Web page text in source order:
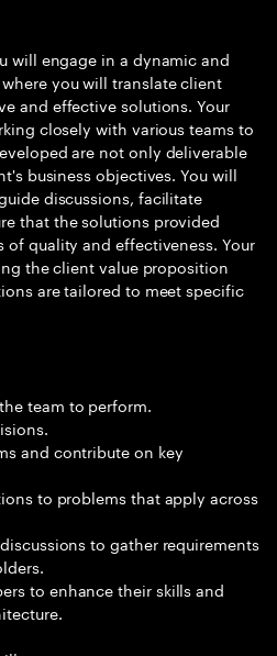
will engage in a dynamic and
you will translate client
and effective solutions. Your
closely with various teams to
are not only deliverable
business objectives. You will
discussions, facilitate
that the solutions provided
of quality and effectiveness. Your
the client value proposition
are tailored to meet specific
team to perform.
and contribute on key
to problems that apply across
to gather requirements
to enhance their skills and